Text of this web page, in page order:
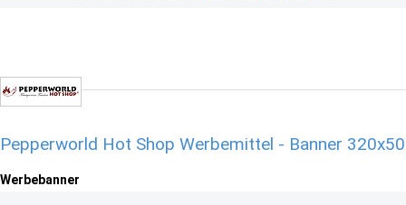
Pepperworld Hot Shop Werbemittel - Banner 320x50
Werbebanner